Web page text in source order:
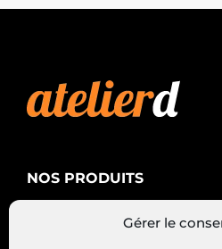
Gérer le
NOS PRODUITS